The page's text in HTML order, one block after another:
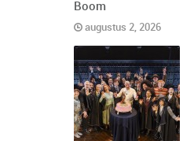
Boom
augustus 2, 2026